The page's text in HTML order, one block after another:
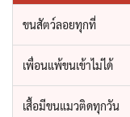
ขนสัตว์ลอยทุกที่
เพื่อนแพ้ขนเข้าไม่ได้
เสื้อมีขนแมวติดทุกวัน